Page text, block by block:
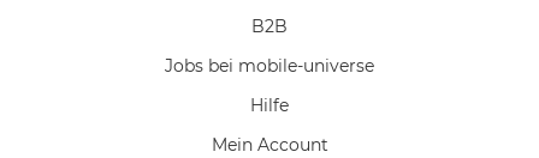
B2B
Jobs bei mobile-universe
Hilfe
Mein Account